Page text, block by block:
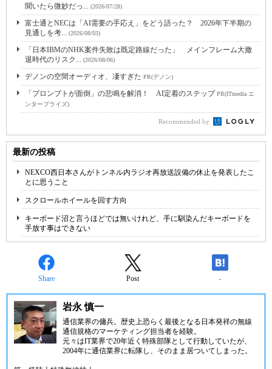
聞いたら微妙だっ... (2026/07/28)
富士通とNECは「AI需要の手応え」をどう語った？ 2026年下半期の
見通しを考... (2026/08/03)
「日本IBMのNHK案件失敗は既定路線だった」 メインフレーム大撤
退時代のリスク... (2026/08/06)
デノンの空間オーディオ、凄すぎた PR(デノン)
「プロンプトが面倒」の悲鳴を解消！ AI定着のステップPR(ITmedia エ
ンタープライズ)
Recommended by
最新の投稿
NEXCO西日本さんがトンネル内ラジオ再放送設備の休止を発表したこ
とに思うこと
スクロールホイールを回す方向
キーボード沼と言うほどでは無いけれど、手に馴染んだキーボードを
手放す事はできない
Share Post -
岩永 慎一
通信業界の傭兵。歴史上恐らく最後となる日本発祥の無線
通信規格のマーケティング担当者を経験。
元々はIT業界で20年近く特殊部隊として行動していたが、
2004年に通信業界に転隊し、そのまま居ついてしまった。